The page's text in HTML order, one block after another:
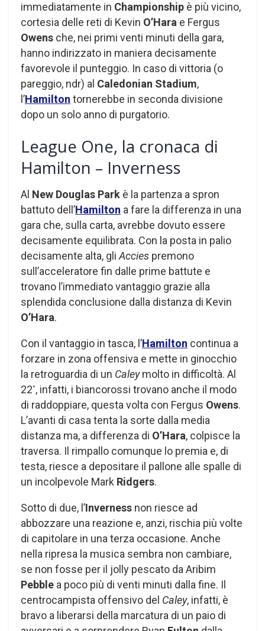
immediatamente in Championship è più vicino,
cortesia delle reti di Kevin O’Hara e Fergus
Owens che, nei primi venti minuti della gara,
hanno indirizzato in maniera decisamente
favorevole il punteggio. In caso di vittoria (o
pareggio, ndr) al Caledonian Stadium,
l’Hamilton tornerebbe in seconda divisione
dopo un solo anno di purgatorio.
League One, la cronaca di
Hamilton – Inverness
Al New Douglas Park è la partenza a spron
battuto dell’Hamilton a fare la differenza in una
gara che, sulla carta, avrebbe dovuto essere
decisamente equilibrata. Con la posta in palio
decisamente alta, gli Accies premono
sull’acceleratore fin dalle prime battute e
trovano l’immediato vantaggio grazie alla
splendida conclusione dalla distanza di Kevin
O’Hara.
Con il vantaggio in tasca, l’Hamilton continua a
forzare in zona offensiva e mette in ginocchio
la retroguardia di un Caleymolto in difficoltà. Al
22°, infatti, i biancorossi trovano anche il modo
di raddoppiare, questa volta con Fergus Owens.
L’avanti di casa tenta la sorte dalla media
distanza ma, a differenza di O’Hara, colpisce la
traversa. Il rimpallo comunque lo premia e, di
testa, riesce a depositare il pallone alle spalle di
un incolpevole Mark Ridgers.
Sotto di due, l’Inverness non riesce ad
abbozzare una reazione e, anzi, rischia più volte
di capitolare in una terza occasione. Anche
nella ripresa la musica sembra non cambiare,
se non fosse per il jolly pescato da Aribim
Pebble a poco più di venti minuti dalla fine. Il
centrocampista offensivo del Caley, infatti, è
bravo a liberarsi della marcatura di un paio di